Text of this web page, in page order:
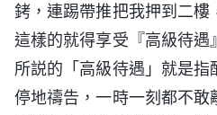
銬，連踢帶推把我押到二
這樣的就得享受『高級待遇
所説的「高級待遇」就是
停地禱告，一時一刻都不敢